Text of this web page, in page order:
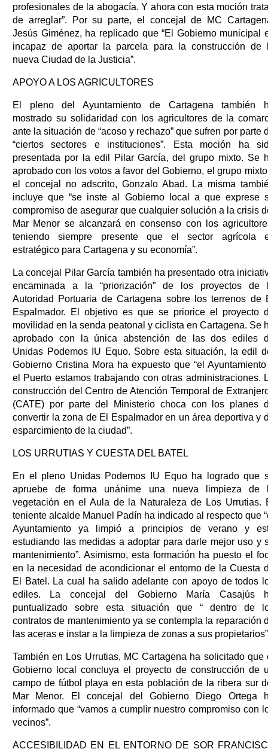
profesionales de la abogacía. Y ahora con esta moción
de arreglar”. Por su parte, el concejal de MC
Jesús Giménez, ha replicado que “El Gobierno municipal
incapaz de aportar la parcela para la construcción de
nueva Ciudad de la Justicia”.
APOYO A LOS AGRICULTORES
El pleno del Ayuntamiento de Cartagena también
mostrado su solidaridad con los agricultores de la
ante la situación de “acoso y rechazo” que sufren por parte
“ciertos sectores e instituciones”. Esta moción ha
presentada por la edil Pilar García, del grupo mixto. Se
aprobado con los votos a favor del Gobierno, el grupo
el concejal no adscrito, Gonzalo Abad. La misma
incluye que “se inste al Gobierno local a que exprese
compromiso de asegurar que cualquier solución a la crisis
Mar Menor se alcanzará en consenso con los
teniendo siempre presente que el sector agrícola
estratégico para Cartagena y su economía”.
La concejal Pilar García también ha presentado otra
encaminada a la “priorización” de los proyectos de
Autoridad Portuaria de Cartagena sobre los terrenos de
Espalmador. El objetivo es que se priorice el proyecto
movilidad en la senda peatonal y ciclista en Cartagena. Se
aprobado con la única abstención de las dos ediles
Unidas Podemos IU Equo. Sobre esta situación, la edil
Gobierno Cristina Mora ha expuesto que “el
el Puerto estamos trabajando con otras administraciones.
construcción del Centro de Atención Temporal de
(CATE) por parte del Ministerio choca con los planes
convertir la zona de El Espalmador en un área deportiva y
esparcimiento de la ciudad”.
LOS URRUTIAS Y CUESTA DEL BATEL
En el pleno Unidas Podemos IU Equo ha logrado que
apruebe de forma unánime una nueva limpieza de
vegetación en el Aula de la Naturaleza de Los Urrutias.
teniente alcalde Manuel Padín ha indicado al respecto que
Ayuntamiento ya limpió a principios de verano y
estudiando las medidas a adoptar para darle mejor uso y
mantenimiento”. Asimismo, esta formación ha puesto el
en la necesidad de acondicionar el entorno de la Cuesta
El Batel. La cual ha salido adelante con apoyo de todos
ediles. La concejal del Gobierno María Casajús
puntualizado sobre esta situación que “ dentro de
contratos de mantenimiento ya se contempla la reparación
las aceras e instar a la limpieza de zonas a sus
También en Los Urrutias, MC Cartagena ha solicitado que
Gobierno local concluya el proyecto de construcción de
campo de fútbol playa en esta población de la ribera sur
Mar Menor. El concejal del Gobierno Diego Ortega
informado que “vamos a cumplir nuestro compromiso con
vecinos”.
ACCESIBILIDAD EN EL ENTORNO DE SOR